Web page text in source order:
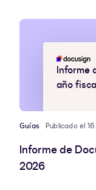
Informe
año
Guías Publicado el
Informe de
2026